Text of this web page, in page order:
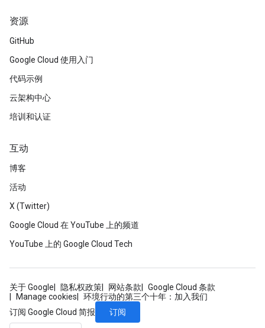
资源
GitHub
Google Cloud 使用入门
代码示例
云架构中心
培训和认证
互动
博客
活动
X (Twitter)
Google Cloud 在 YouTube 上的频道
YouTube 上的 Google Cloud Tech
关于 Google 隐私权政策 网站条款
Google Cloud 条款
Manage cookies
环境行动的第三个十年：加入我们
订阅 Google Cloud 简报
订阅